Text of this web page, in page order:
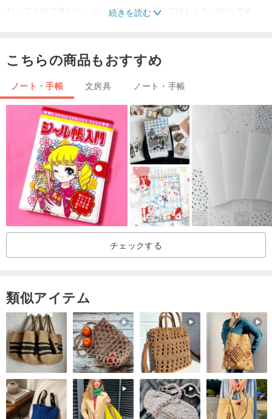
わってそれで終わり、という寂しさを感じてほしくないからです。
産地/製造方法：
続きを読む
こちらの商品もおすすめ
ノート・手帳 文房具 ノート・手帳
チェックする
類似アイテム